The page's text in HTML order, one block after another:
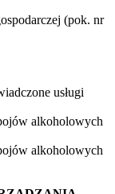
(pok. nr
usługi
alkoholowych
alkoholowych